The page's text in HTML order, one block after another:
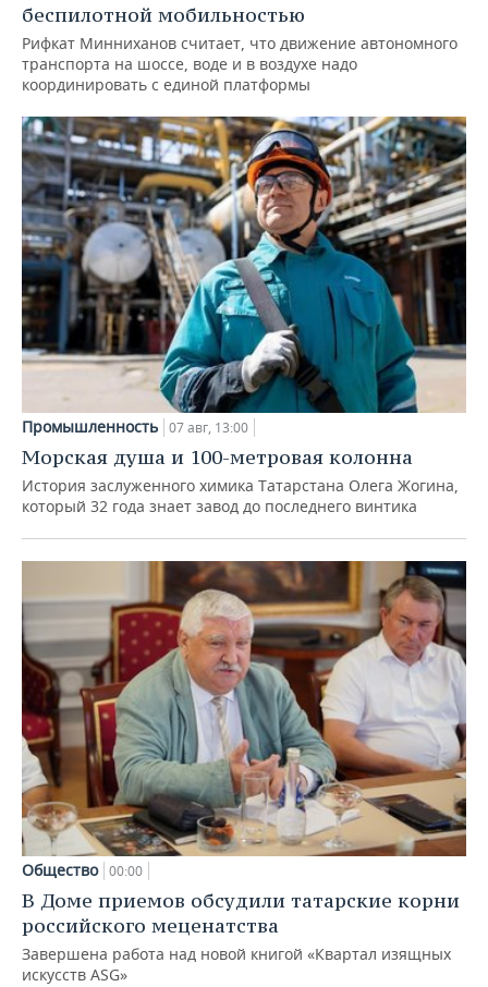
беспилотной мобильностью
Рифкат Минниханов считает, что движение автономного
транспорта на шоссе, воде и в воздухе надо
координировать с единой платформы
Промышленность 07 авг, 13:00
Морская душа и 100-метровая колонна
История заслуженного химика Татарстана Олега Жогина,
который 32 года знает завод до последнего винтика
Общество 00:00
В Доме приемов обсудили татарские корни
российского меценатства
Завершена работа над новой книгой «Квартал изящных
искусств ASG»